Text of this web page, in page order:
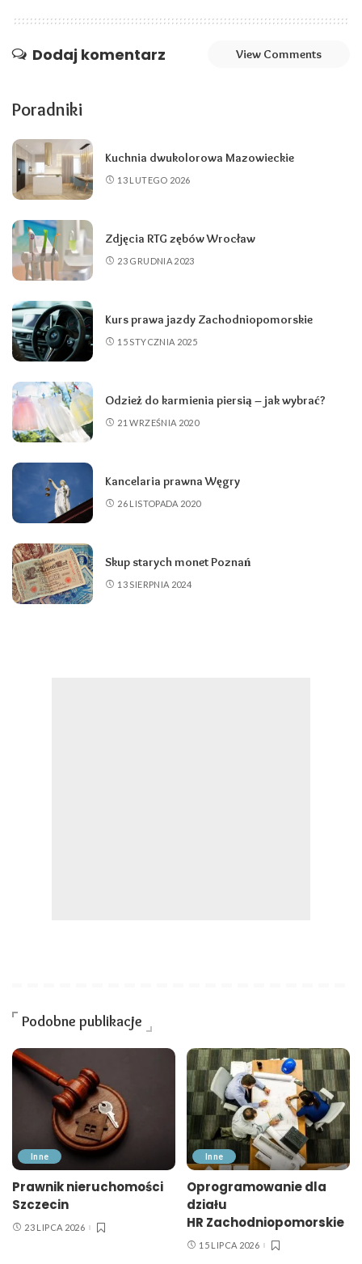
Dodaj komentarz View Comments
Poradniki
Kuchnia dwukolorowa Mazowieckie
13 LUTEGO 2026
Zdjęcia RTG zębów Wrocław
23 GRUDNIA 2023
Kurs prawa jazdy Zachodniopomorskie
15 STYCZNIA 2025
Odzież do karmienia piersią – jak wybrać?
21 WRZEŚNIA 2020
Kancelaria prawna Węgry
26 LISTOPADA 2020
Skup starych monet Poznań
13 SIERPNIA 2024
Podobne publikacje
Inne
Prawnik nieruchomości
Szczecin
23 LIPCA 2026
Inne
Oprogramowanie dla
działu
HR Zachodniopomorskie
15 LIPCA 2026